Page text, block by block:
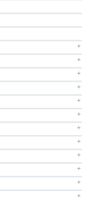
+
+
+
+
+
+
+
+
+
+
+
+